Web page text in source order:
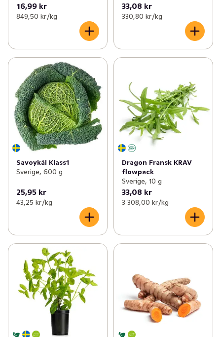
16,99 kr
849,50 kr /kg
33,08 kr
330,80 kr /kg
Savoykål Klass1
Sverige, 600 g
25,95 kr
43,25 kr /kg
Dragon Fransk KRAV
flowpack
Sverige, 10 g
33,08 kr
3 308,00 kr /kg